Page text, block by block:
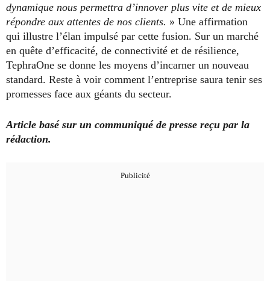
dynamique nous permettra d’innover plus vite et de mieux
répondre aux attentes de nos clients. » Une affirmation
qui illustre l’élan impulsé par cette fusion. Sur un marché
en quête d’efficacité, de connectivité et de résilience,
TephraOne se donne les moyens d’incarner un nouveau
standard. Reste à voir comment l’entreprise saura tenir ses
promesses face aux géants du secteur.
Article basé sur un communiqué de presse reçu par la
rédaction.